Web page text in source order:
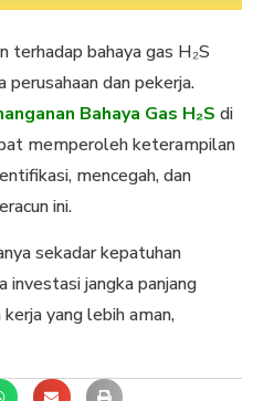
terhadap bahaya gas H₂S
dan pekerja.
Bahaya Gas H₂S di
memperoleh keterampilan
mencegah, dan
ini.
sekadar kepatuhan
investasi jangka panjang
yang lebih aman,